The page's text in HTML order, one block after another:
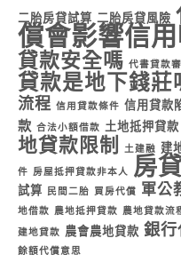
二胎房貸試算 二胎房貸風險
償會影響信
貸款安全嗎 代書貸款
貸款是地下錢莊
流程 信用貸款條件 信用貸款
款 合法小額借款 土地抵押貸款
地貸款限制
土建融 建
件 房屋抵押貸款非本人 房
試算
民間二胎 買房代償 軍公
地借款
農地抵押貸款 農地貸款流
建地貸款 農會農地貸款 銀行
餘額代償意思